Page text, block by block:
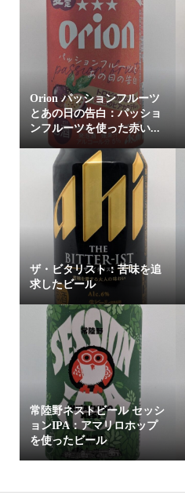
Orion パッションフルーツ
とあの日の告白：パッショ
ンフルーツを使った赤い...
ザ・ビタリスト：苦味を追
求したビール
常陸野ネストビール セッシ
ョンIPA：アマリロホップ
を使ったビール